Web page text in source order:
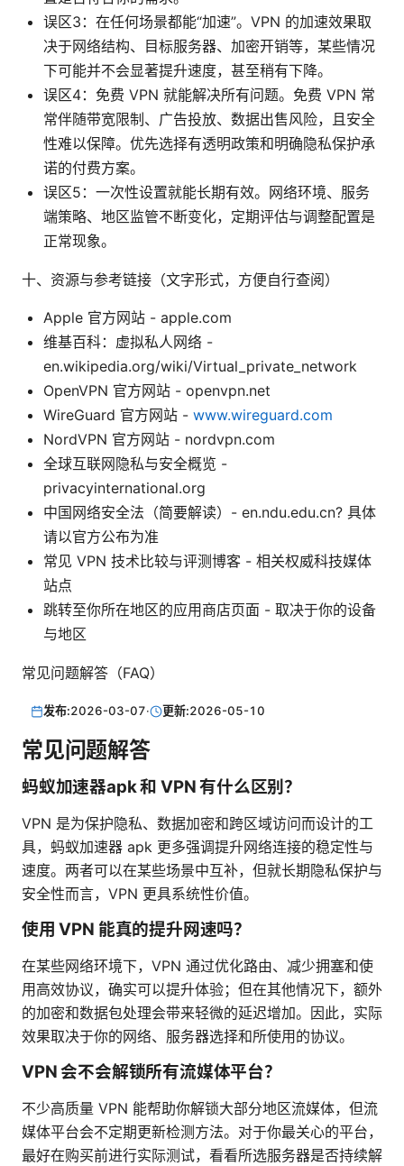
误区3：在任何场景都能“加速”。VPN 的加速效果取
决于网络结构、目标服务器、加密开销等，某些情况
下可能并不会显著提升速度，甚至稍有下降。
误区4：免费 VPN 就能解决所有问题。免费 VPN 常
常伴随带宽限制、广告投放、数据出售风险，且安全
性难以保障。优先选择有透明政策和明确隐私保护承
诺的付费方案。
误区5：一次性设置就能长期有效。网络环境、服务
端策略、地区监管不断变化，定期评估与调整配置是
正常现象。
十、资源与参考链接（文字形式，方便自行查阅）
Apple 官方网站 - apple.com
维基百科：虚拟私人网络 -
en.wikipedia.org/wiki/Virtual_private_network
OpenVPN 官方网站 - openvpn.net
WireGuard 官方网站 - www.wireguard.com
NordVPN 官方网站 - nordvpn.com
全球互联网隐私与安全概览 -
privacyinternational.org
中国网络安全法（简要解读）- en.ndu.edu.cn? 具体
请以官方公布为准
常见 VPN 技术比较与评测博客 - 相关权威科技媒体
站点
跳转至你所在地区的应用商店页面 - 取决于你的设备
与地区
常见问题解答（FAQ）
发布:2026-03-07· 更新:2026-05-10
常见问题解答
蚂蚁加速器apk 和 VPN 有什么区别？
VPN 是为保护隐私、数据加密和跨区域访问而设计的工
具，蚂蚁加速器 apk 更多强调提升网络连接的稳定性与
速度。两者可以在某些场景中互补，但就长期隐私保护与
安全性而言，VPN 更具系统性价值。
使用 VPN 能真的提升网速吗？
在某些网络环境下，VPN 通过优化路由、减少拥塞和使
用高效协议，确实可以提升体验；但在其他情况下，额外
的加密和数据包处理会带来轻微的延迟增加。因此，实际
效果取决于你的网络、服务器选择和所使用的协议。
VPN 会不会解锁所有流媒体平台？
不少高质量 VPN 能帮助你解锁大部分地区流媒体，但流
媒体平台会不定期更新检测方法。对于你最关心的平台，
最好在购买前进行实际测试，看看所选服务器是否持续解